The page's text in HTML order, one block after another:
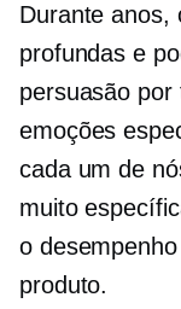
Durante anos,
profundas e
persuasão
emoções
cada um de
muito
o
produto.